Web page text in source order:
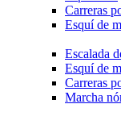
Carreras
Esquí de
Escalada
Esquí de
Carreras
Marcha